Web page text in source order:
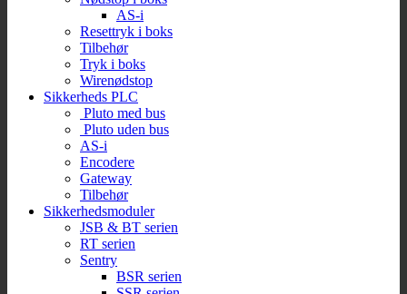
AS-i
Resettryk i boks
Tilbehør
Tryk i boks
Wirenødstop
Sikkerheds PLC
Pluto med bus
Pluto uden bus
AS-i
Encodere
Gateway
Tilbehør
Sikkerhedsmoduler
JSB & BT serien
RT serien
Sentry
BSR serien